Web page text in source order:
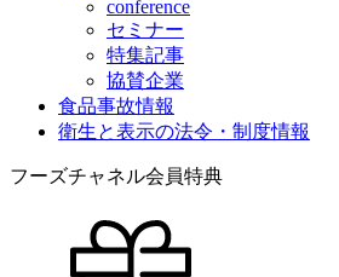
conference
セミナー
特集記事
協賛企業
食品事故情報
衛生と表示の法令・制度情報
フーズチャネル会員特典